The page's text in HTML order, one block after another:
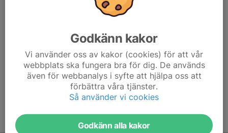
Godkänn kakor
Vi använder oss av kakor (cookies) för att vår
webbplats ska fungera bra för dig. De används
även för webbanalys i syfte att hjälpa oss att
förbättra våra tjänster.
Så använder vi cookies
Godkänn alla kakor